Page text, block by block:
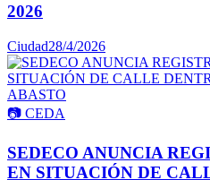
2026
Ciudad28/4/2026
📷 CEDA
SEDECO ANUNCIA
EN SITUACIÓN DE